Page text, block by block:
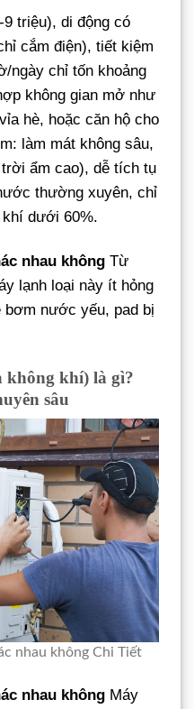
triệu), di động có
cắm điện), tiết kiệm
ngày chỉ tốn khoảng
không gian mở như
hè, hoặc căn hộ cho
làm mát không sâu,
ẩm cao), dễ tích tụ
thường xuyên, chỉ
khí dưới 60%.
nhau không Từ
lạnh loại này ít hỏng
bơm nước yếu, pad bị
không khí) là gì?
sâu
nhau không Chi Tiết
nhau không Máy